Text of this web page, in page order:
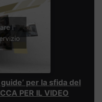
i
per la sfida del
PER IL VIDEO